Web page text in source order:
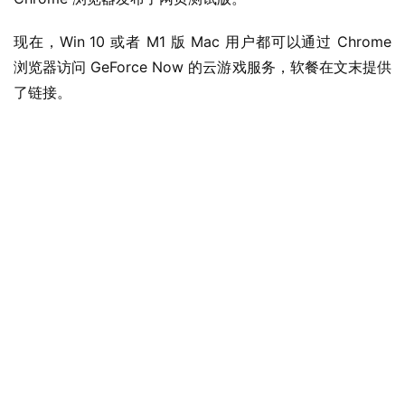
现在，Win 10 或者 M1 版 Mac 用户都可以通过 Chrome
浏览器访问 GeForce Now 的云游戏服务，软餐在文末提供
了链接。